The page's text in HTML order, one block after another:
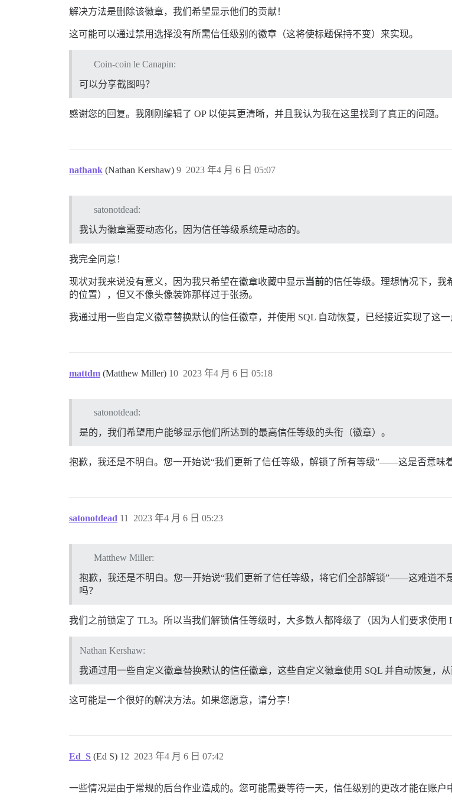
解决方法是删除该徽章，我们希望显示他们的贡献！
这可能可以通过禁用选择没有所需信任级别的徽章（这将使标题保持不变）来实现。
Coin-coin le Canapin:
可以分享截图吗？
感谢您的回复。我刚刚编辑了 OP 以使其更清晰，并且我认为我在这里找到了真正的问题。
nathank (Nathan Kershaw) 2023 年4 月 6 日 05:07
9
satonotdead:
我认为徽章需要动态化，因为信任等级系统是动态的。
我完全同意！
现状对我来说没有意义，因为我只希望在徽章收藏中显示当前的信任等级。理想情况下，我
的位置），但又不像头像装饰那样过于张扬。
我通过用一些自定义徽章替换默认的信任徽章，并使用 SQL 自动恢复，已经接近实现了这
mattdm (Matthew Miller) 2023 年4 月 6 日 05:18
10
satonotdead:
是的，我们希望用户能够显示他们所达到的最高信任等级的头衔（徽章）。
抱歉，我还是不明白。您一开始说“我们更新了信任等级，解锁了所有等级”——这是否意味
satonotdead 2023 年4 月 6 日 05:23
11
Matthew Miller:
抱歉，我还是不明白。您一开始说“我们更新了信任等级，将它们全部解锁”——这难道不
吗？
我们之前锁定了 TL3。所以当我们解锁信任等级时，大多数人都降级了（因为人们要求使用
Nathan Kershaw:
我通过用一些自定义徽章替换默认的信任徽章，这些自定义徽章使用 SQL 并自动恢复，
这可能是一个很好的解决方法。如果您愿意，请分享！
Ed_S (Ed S) 2023 年4 月 6 日 07:42
12
一些情况是由于常规的后台作业造成的。您可能需要等待一天，信任级别的更改才能在账户